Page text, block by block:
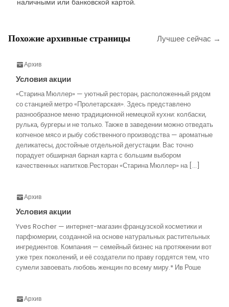
наличными или банковской картой.
Похожие архивные страницы Лучшее сейчас →
Архив
Условия акции
«Старина Мюллер» — уютный ресторан, расположенный рядом
со станцией метро «Пролетарская». Здесь представлено
разнообразное меню традиционной немецкой кухни: колбаски,
рулька, бургеры и не только. Также в заведении можно отведать
копченое мясо и рыбу собственного производства — ароматные
деликатесы, достойные отдельной дегустации. Вас точно
порадует обширная барная карта с большим выбором
качественных напитков.Ресторан «Старина Мюллер» на […]
Архив
Условия акции
Yves Rocher — интернет-магазин французской косметики и
парфюмерии, созданной на основе натуральных растительных
ингредиентов. Компания — семейный бизнес на протяжении вот
уже трех поколений, и её создатели по праву гордятся тем, что
сумели завоевать любовь женщин по всему миру.* Ив Роше
Архив